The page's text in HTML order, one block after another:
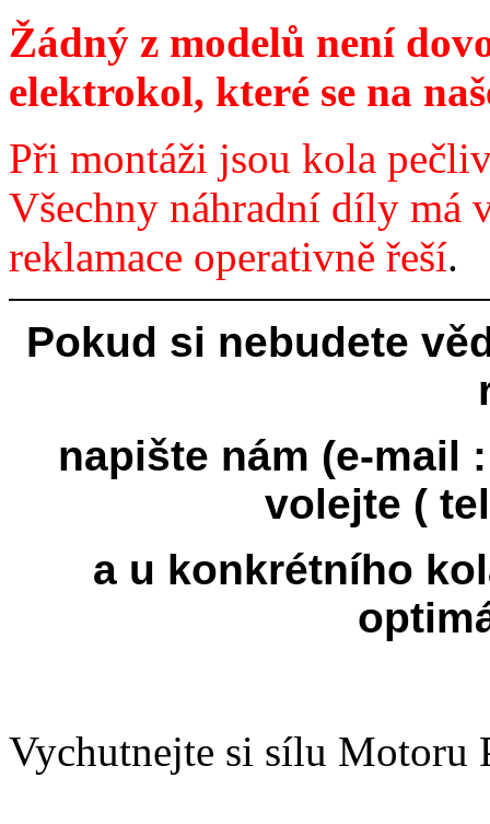
Žádný z modelů není
elektrokol, které se na
Při montáži jsou kola
Všechny náhradní díly má
reklamace operativně řeší.
Pokud si nebudete
napište nám (e-mail
volejte (
a u konkrétního
Vychutnejte si sílu Motoru